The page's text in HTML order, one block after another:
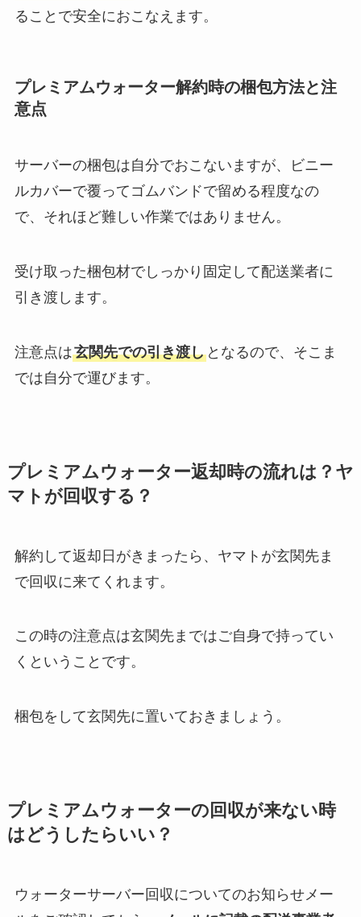
ることで安全におこなえます。
プレミアムウォーター解約時の梱包方法と注
意点
サーバーの梱包は自分でおこないますが、ビニー
ルカバーで覆ってゴムバンドで留める程度なの
で、それほど難しい作業ではありません。
受け取った梱包材でしっかり固定して配送業者に
引き渡します。
注意点は玄関先での引き渡しとなるので、そこま
では自分で運びます。
プレミアムウォーター返却時の流れは？ヤ
マトが回収する？
解約して返却日がきまったら、ヤマトが玄関先ま
で回収に来てくれます。
この時の注意点は玄関先まではご自身で持ってい
くということです。
梱包をして玄関先に置いておきましょう。
プレミアムウォーターの回収が来ない時
はどうしたらいい？
ウォーターサーバー回収についてのお知らせメー